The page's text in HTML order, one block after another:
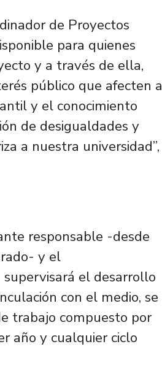
de Proyectos
para quienes
y a través de ella,
público que afecten a
y el conocimiento
de desigualdades y
a nuestra universidad”,
responsable -desde
y el
el desarrollo
con el medio, se
trabajo compuesto por
año y cualquier ciclo